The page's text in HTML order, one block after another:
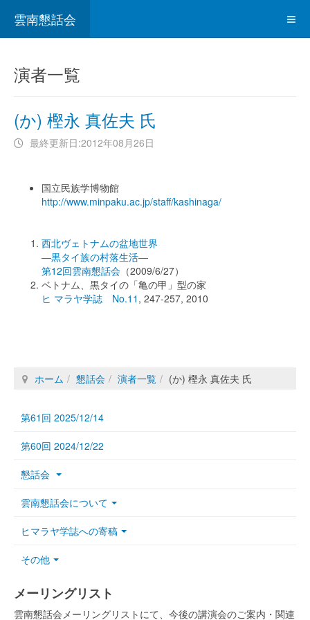
雲南懇話会
演者一覧
(か) 樫永 真佐夫 氏
最終更新日:2012年08月26日
国立民族学博物館
http://www.minpaku.ac.jp/staff/kashinaga/
西北ヴェトナムの盆地世界
―黒タイ族の村落生活―
第12回雲南懇話会 （2009/6/27）
ベトナム、黒タイの「亀の甲」型の家
ヒ マラヤ学誌 No.11 , 247-257, 2010
ホーム 懇話会 演者一覧 (か) 樫永 真佐夫 氏
第61回 2025/12/14
第60回 2024/12/22
懇話会
雲南懇話会について
ヒマラヤ学誌への寄稿
その他
メーリングリスト
雲南懇話会メーリングリストにて、今後の講演会のご案内・関連